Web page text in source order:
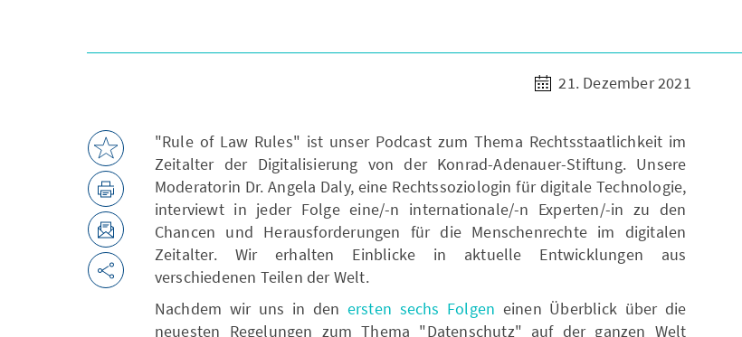
21. Dezember 2021
"Rule of Law Rules" ist unser Podcast zum Thema Rechtsstaatlichkeit im
Zeitalter der Digitalisierung von der Konrad-Adenauer-Stiftung. Unsere
Moderatorin Dr. Angela Daly, eine Rechtssoziologin für digitale Technologie,
interviewt in jeder Folge eine/-n internationale/-n Experten/-in zu den
Chancen und Herausforderungen für die Menschenrechte im digitalen
Zeitalter. Wir erhalten Einblicke in aktuelle Entwicklungen aus
verschiedenen Teilen der Welt.
Nachdem wir uns in den ersten sechs Folgen einen Überblick über die
neuesten Regelungen zum Thema "Datenschutz" auf der ganzen Welt